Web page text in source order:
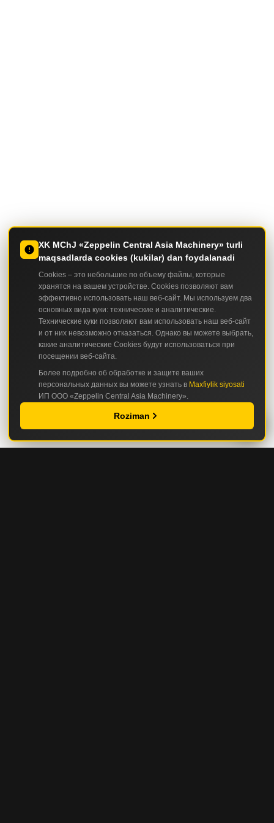
XK MChJ «Zeppelin Central Asia Machinery» turli
maqsadlarda cookies (kukilar) dan foydalanadi
Cookies – это небольшие по объему файлы, которые
хранятся на вашем устройстве. Cookies позволяют вам
эффективно использовать наш веб-сайт. Мы используем два
основных вида куки: технические и аналитические.
Технические куки позволяют вам использовать наш веб-сайт
и от них невозможно отказаться. Однако вы можете выбрать,
какие аналитические Cookies будут использоваться при
посещении веб-сайта.
Более подробно об обработке и защите ваших
персональных данных вы можете узнать в Maxfiylik siyosati
ИП ООО «Zeppelin Central Asia Machinery».
Roziman